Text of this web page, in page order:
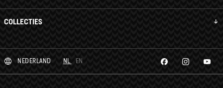
COLLECTIES
NEDERLAND NL EN